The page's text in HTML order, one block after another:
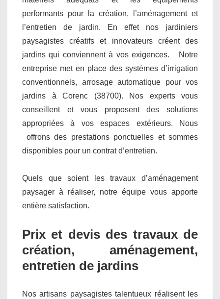
performants pour la création, l’aménagement et
l’entretien de jardin. En effet nos jardiniers
paysagistes créatifs et innovateurs créent des
jardins qui conviennent à vos exigences. Notre
entreprise met en place des systèmes d’irrigation
conventionnels, arrosage automatique pour vos
jardins à Corenc (38700). Nos experts vous
conseillent et vous proposent des solutions
appropriées à vos espaces extérieurs. Nous
offrons des prestations ponctuelles et sommes
disponibles pour un contrat d’entretien.
Quels que soient les travaux d’aménagement
paysager à réaliser, notre équipe vous apporte
entière satisfaction.
Prix et devis des travaux de
création, aménagement,
entretien de jardins
Nos artisans paysagistes talentueux réalisent les